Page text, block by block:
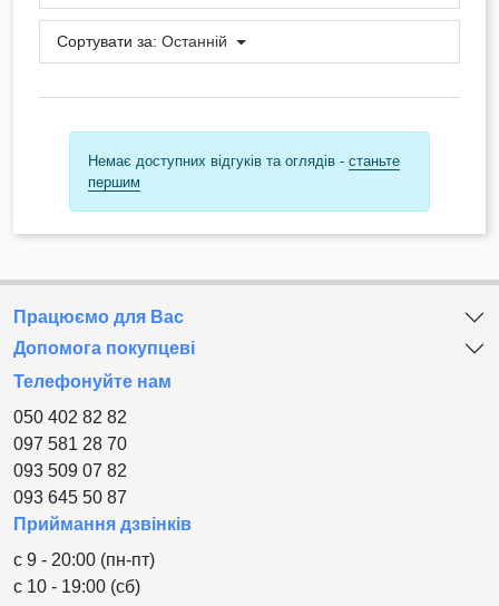
Сортувати за: Останній
Немає доступних відгуків та оглядів - станьте
першим
Працюємо для Вас
Допомога покупцеві
Телефонуйте нам
050 402 82 82
097 581 28 70
093 509 07 82
093 645 50 87
Приймання дзвінків
с 9 - 20:00 (пн-пт)
с 10 - 19:00 (сб)